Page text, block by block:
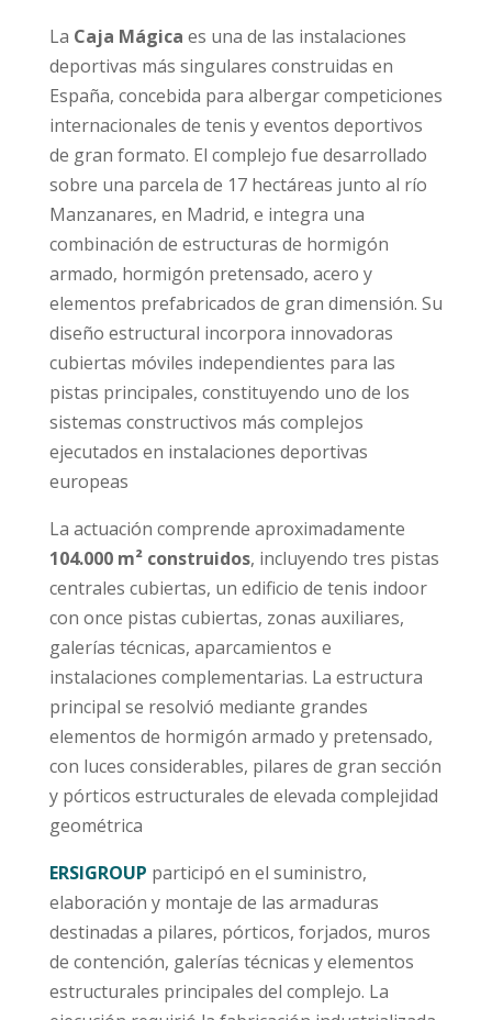
La Caja Mágica es una de las instalaciones
deportivas más singulares construidas en
España, concebida para albergar competiciones
internacionales de tenis y eventos deportivos
de gran formato. El complejo fue desarrollado
sobre una parcela de 17 hectáreas junto al río
Manzanares, en Madrid, e integra una
combinación de estructuras de hormigón
armado, hormigón pretensado, acero y
elementos prefabricados de gran dimensión. Su
diseño estructural incorpora innovadoras
cubiertas móviles independientes para las
pistas principales, constituyendo uno de los
sistemas constructivos más complejos
ejecutados en instalaciones deportivas
europeas
La actuación comprende aproximadamente
104.000 m² construidos, incluyendo tres pistas
centrales cubiertas, un edificio de tenis indoor
con once pistas cubiertas, zonas auxiliares,
galerías técnicas, aparcamientos e
instalaciones complementarias. La estructura
principal se resolvió mediante grandes
elementos de hormigón armado y pretensado,
con luces considerables, pilares de gran sección
y pórticos estructurales de elevada complejidad
geométrica
ERSIGROUP participó en el suministro,
elaboración y montaje de las armaduras
destinadas a pilares, pórticos, forjados, muros
de contención, galerías técnicas y elementos
estructurales principales del complejo. La